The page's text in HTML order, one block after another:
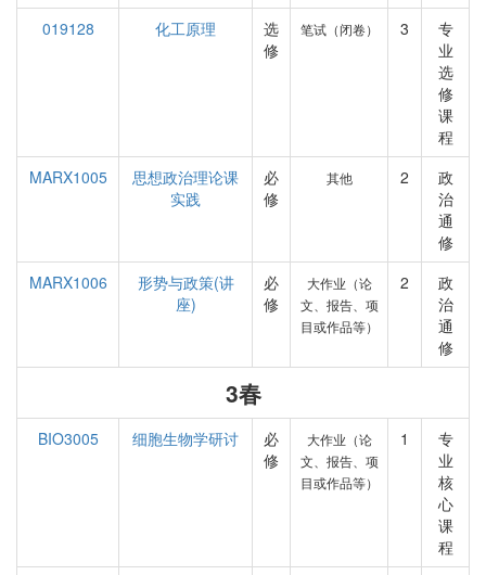
019128
化工原理
选
修
笔试（闭卷） 3
专
业
选
修
课
程
MARX1005
思想政治理论课
实践
必
修
其他 2
政
治
通
修
MARX1006
形势与政策(讲
座)
必
修
大作业（论
文、报告、项
目或作品等）
2
政
治
通
修
3春
BIO3005 细胞生物学研讨
必
修
大作业（论
文、报告、项
目或作品等）
1
专
业
核
心
课
程